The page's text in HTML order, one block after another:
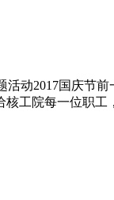
动2017国庆节
核工院每一位职